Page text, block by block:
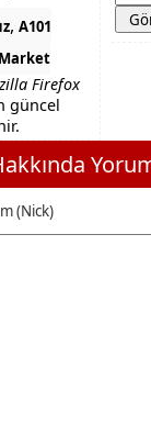
, A101
Firefox
güncel
(Nick)